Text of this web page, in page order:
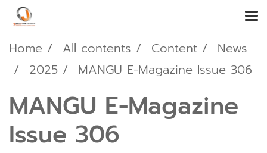
Home All contents Content
News
2025
MANGU E-Magazine Issue 306
MANGU E-Magazine
Issue 306